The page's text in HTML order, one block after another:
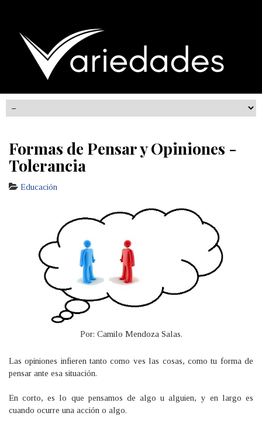
Formas de Pensar y Opiniones -
Tolerancia
Educación
Por: Camilo Mendoza Salas.
Las opiniones infieren tanto como ves las cosas, como tu forma de
pensar ante esa situación.
En corto, es lo que pensamos de algo u alguien, y en largo es
cuando ocurre una acción o algo.